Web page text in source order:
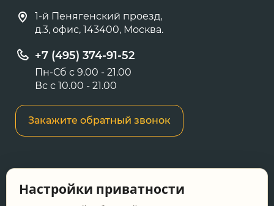
1-й Пенягенский проезд,
д.3, офис, 143400, Москва.
+7 (495) 374-91-52
Пн-Сб с 9.00 - 21.00
Вс с 10.00 - 21.00
Закажите обратный звонок
сайте носит информационный характер и не
Настройки приватности